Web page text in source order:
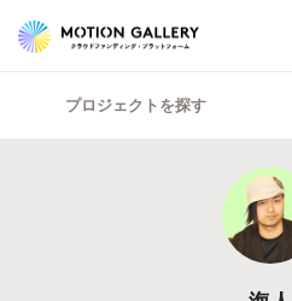
プロジェクトを探す